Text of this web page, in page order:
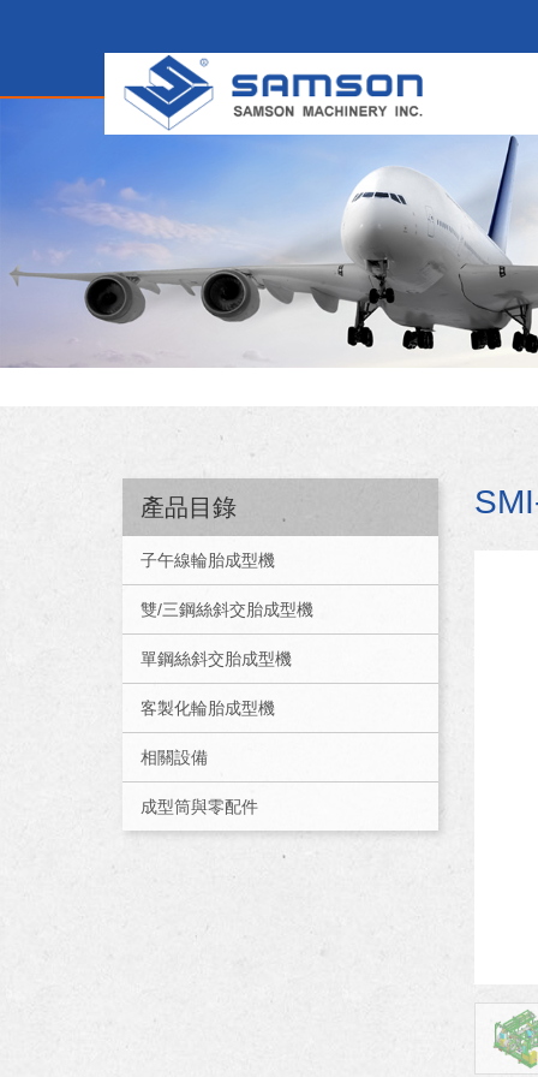
產品目錄
子午線輪胎成型機
雙/三鋼絲斜交胎成型機
單鋼絲斜交胎成型機
客製化輪胎成型機
相關設備
成型筒與零配件